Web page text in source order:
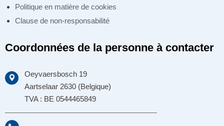
Politique en matière de cookies
Clause de non-responsabilité
Coordonnées de la personne à contacter
Oeyvaersbosch 19
Aartselaar 2630 (Belgique)
TVA : BE 0544465849